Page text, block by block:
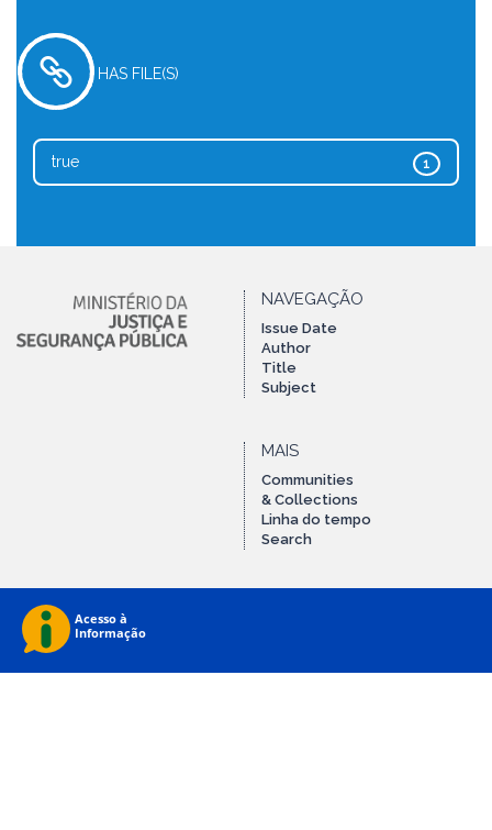
HAS FILE(S)
1
true
NAVEGAÇÃO
Issue Date
Author
Title
Subject
MAIS
Communities
& Collections
Linha do tempo
Search